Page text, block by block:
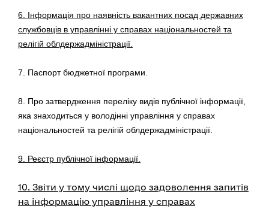
6. Інформація про наявність вакантних посад державних
службовців в управлінні у справах національностей та
релігій облдержадміністрації.
7. Паспорт бюджетної програми.
8. Про затвердження переліку видів публічної інформації,
яка знаходиться у володінні управління у справах
національностей та релігій облдержадміністрації.
9. Реєстр публічної інформації.
10. Звіти у тому числі щодо задоволення запитів
на інформацію управління у справах